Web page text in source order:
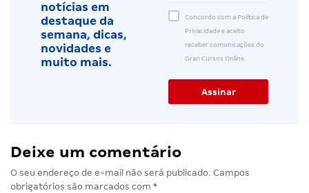
notícias em
destaque da
semana, dicas,
novidades e
muito mais.
Concordo com a Política de
Privacidade e aceito
receber comunicações do
Gran Cursos Online.
Deixe um comentário
O seu endereço de e-mail não será publicado. Campos
obrigatórios são marcados com *